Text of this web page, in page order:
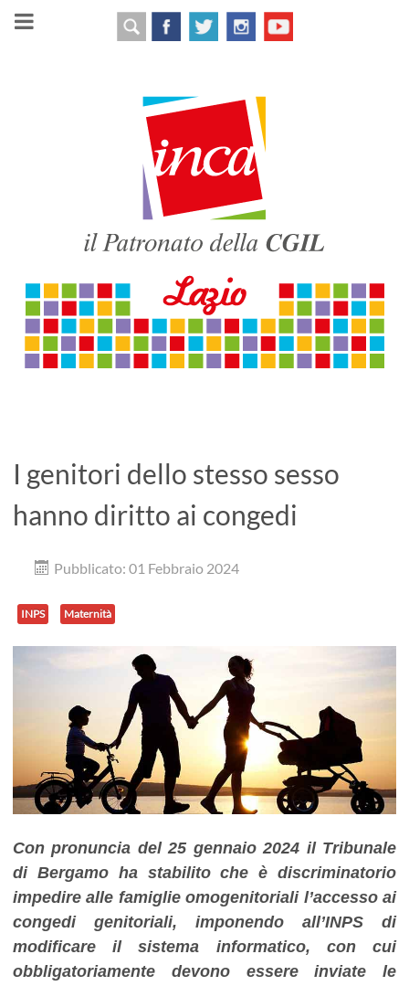
I genitori dello stesso sesso
hanno diritto ai congedi
Pubblicato: 01 Febbraio 2024
INPS Maternità
Con pronuncia del 25 gennaio 2024 il Tribunale
di Bergamo ha stabilito che è discriminatorio
impedire alle famiglie omogenitoriali l’accesso ai
congedi genitoriali, imponendo all’INPS di
modificare il sistema informatico, con cui
obbligatoriamente devono essere inviate le